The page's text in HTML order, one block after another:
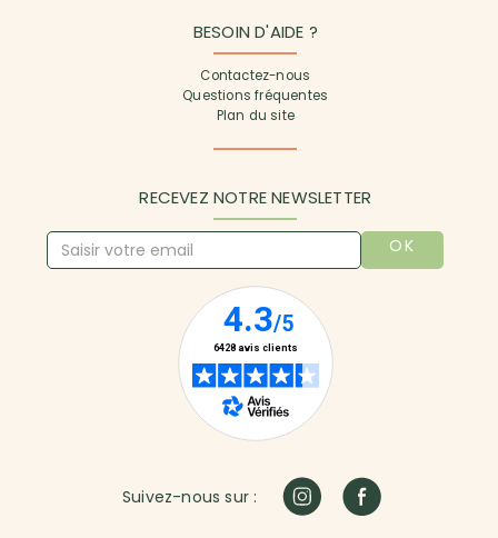
BESOIN D'AIDE ?
Contactez-nous
Questions fréquentes
Plan du site
RECEVEZ NOTRE NEWSLETTER
OK
Suivez-nous sur :